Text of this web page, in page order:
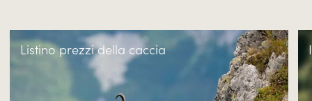
Listino prezzi della caccia